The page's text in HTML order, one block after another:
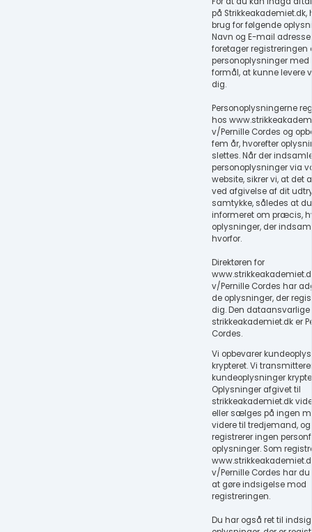
på Strikkeakademiet.dk,
brug for følgende
Navn og E-mail
foretager registreringen
personoplysninger med
formål, at kunne levere
dig.
Personoplysningerne
hos
v/Pernille Cordes og
fem år, hvorefter
slettes. Når der
personoplysninger via
website, sikrer vi, at det
ved afgivelse af dit
samtykke, således at
informeret om præcis,
oplysninger, der
hvorfor.
Direktøren for
v/Pernille Cordes har
de oplysninger, der
dig. Den dataansvarlige
strikkeakademiet.dk er
Cordes.
Vi opbevarer
krypteret. Vi
kundeoplysninger
Oplysninger afgivet til
strikkeakademiet.dk
eller sælges på ingen
videre til tredjemand,
registrerer ingen
oplysninger. Som
v/Pernille Cordes har
at gøre indsigelse mod
registreringen.
Du har også ret til